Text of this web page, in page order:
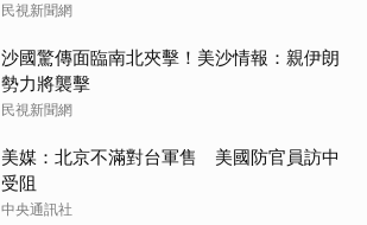
民視新聞網
沙國驚傳面臨南北夾擊！美沙情報：親伊朗
勢力將襲擊
民視新聞網
美媒：北京不滿對台軍售 美國防官員訪中
受阻
中央通訊社